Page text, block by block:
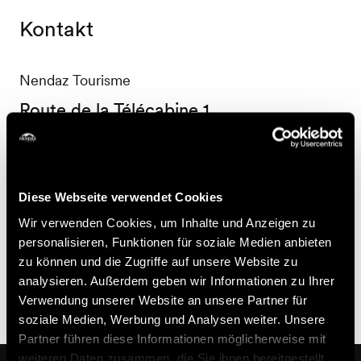
Diese Webseite verwendet Cookies
Wir verwenden Cookies, um Inhalte und Anzeigen zu
personalisieren, Funktionen für soziale Medien anbieten
zu können und die Zugriffe auf unsere Website zu
analysieren. Außerdem geben wir Informationen zu Ihrer
Verwendung unserer Website an unsere Partner für
soziale Medien, Werbung und Analysen weiter. Unsere
Partner führen diese Informationen möglicherweise mit
weiteren Daten zusammen, die Sie ihnen bereitgestellt
Kontakt
Nendaz Tourisme
Route de la Télécabine 1
1997 Haute-Nendaz
Nützliche Informationen
Je nach Personenaufkommen oder bei starkem
Schneefall können die Abfahrtszeiten variieren.